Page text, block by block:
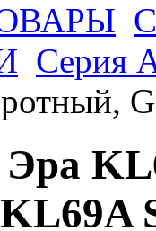
Серия
KL69A